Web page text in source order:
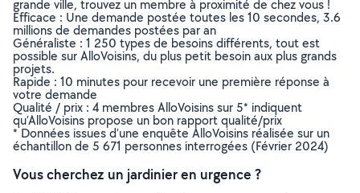
grande ville, trouvez un membre à proximité de chez vous !
Efficace : Une demande postée toutes les 10 secondes, 3.6
millions de demandes postées par an
Généraliste : 1 250 types de besoins différents, tout est
possible sur AlloVoisins, du plus petit besoin aux plus grands
projets.
Rapide : 10 minutes pour recevoir une première réponse à
votre demande
Qualité / prix : 4 membres AlloVoisins sur 5* indiquent
qu’AlloVoisins propose un bon rapport qualité/prix
* Données issues d’une enquête AlloVoisins réalisée sur un
échantillon de 5 671 personnes interrogées (Février 2024)
Vous cherchez un jardinier en urgence ?